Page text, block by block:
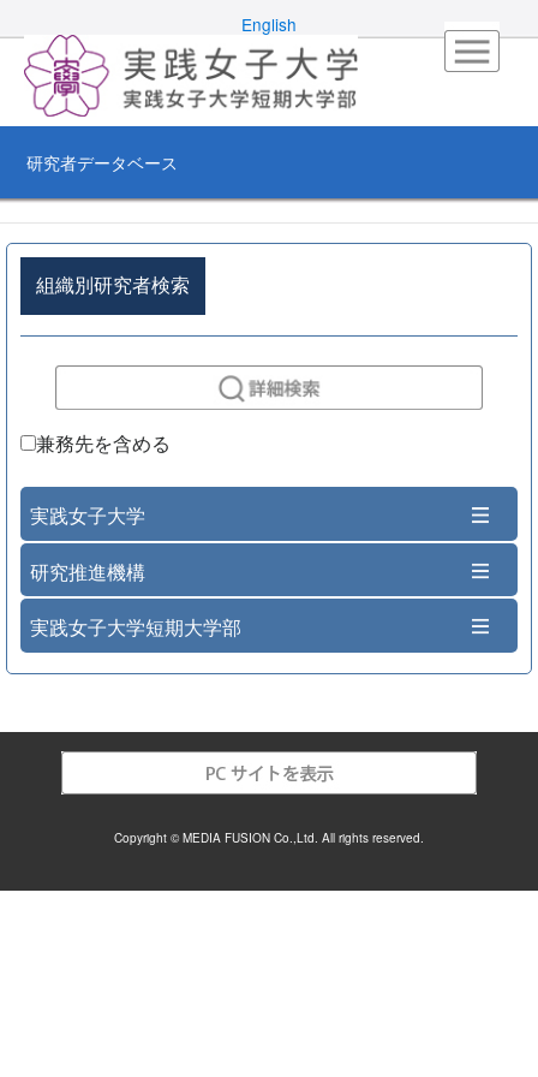
English
研究者データベース
組織別研究者検索
兼務先を含める
実践女子大学
研究推進機構
実践女子大学短期大学部
Copyright © MEDIA FUSION Co.,Ltd. All rights reserved.